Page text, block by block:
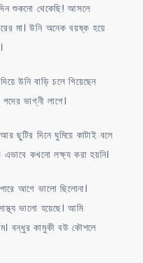
শুকনো থেকেছি! আসলে
মা। উনি অনেক বয়ষ্ক হয়ে
উনি বাড়ি চলে গিয়েছেন
ভাগ্নী লাগে।
ছুটির দিনে ঘুমিয়ে কাটাই বলে
কখনো লক্ষ্য করা হয়নি।
আগে ভালো ছিলোনা।
ভালো হয়েছে। আমি
বন্ধুর কামুকী বউ কৌশলে